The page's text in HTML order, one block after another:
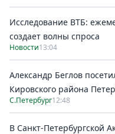
Исследование ВТБ:
создает волны спроса
Новости13:04
Александр Беглов
Кировского района
С.Петербург12:48
В Санкт-Петербургской